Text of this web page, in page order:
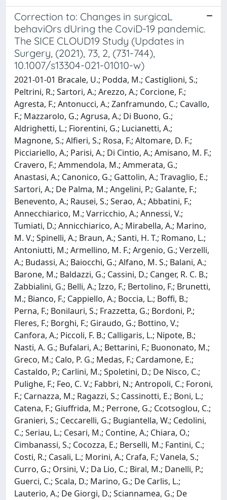
Correction to: Changes in surgicaL
behaviOrs dUring the CoviD-19 pandemic.
The SICE CLOUD19 Study (Updates in
Surgery, (2021), 73, 2, (731-744),
10.1007/s13304-021-01010-w)
2021-01-01 Bracale, U.; Podda, M.; Castiglioni, S.;
Peltrini, R.; Sartori, A.; Arezzo, A.; Corcione, F.;
Agresta, F.; Antonucci, A.; Zanframundo, C.; Cavallo,
F.; Mazzarolo, G.; Agrusa, A.; Di Buono, G.;
Aldrighetti, L.; Fiorentini, G.; Lucianetti, A.;
Magnone, S.; Alfieri, S.; Rosa, F.; Altomare, D. F.;
Picciariello, A.; Parisi, A.; Di Cintio, A.; Amisano, M. F.;
Cravero, F.; Ammendola, M.; Ammerata, G.;
Anastasi, A.; Canonico, G.; Gattolin, A.; Travaglio, E.;
Sartori, A.; De Palma, M.; Angelini, P.; Galante, F.;
Benevento, A.; Rausei, S.; Serao, A.; Abbatini, F.;
Annecchiarico, M.; Varricchio, A.; Annessi, V.;
Tumiati, D.; Annicchiarico, A.; Mirabella, A.; Marino,
M. V.; Spinelli, A.; Braun, A.; Santi, H. T.; Romano, L.;
Antoniutti, M.; Armellino, M. F.; Argenio, G.; Verzelli,
A.; Budassi, A.; Baiocchi, G.; Alfano, M. S.; Balani, A.;
Barone, M.; Baldazzi, G.; Cassini, D.; Canger, R. C. B.;
Zabbialini, G.; Belli, A.; Izzo, F.; Bertolino, F.; Brunetti,
M.; Bianco, F.; Cappiello, A.; Boccia, L.; Boffi, B.;
Perna, F.; Bonilauri, S.; Frazzetta, G.; Bordoni, P.;
Fleres, F.; Borghi, F.; Giraudo, G.; Bottino, V.;
Canfora, A.; Piccoli, F. B.; Calligaris, L.; Nipote, B.;
Nasti, A. G.; Bufalari, A.; Bettarini, F.; Buononato, M.;
Greco, M.; Calo, P. G.; Medas, F.; Cardamone, E.;
Castaldo, P.; Carlini, M.; Spoletini, D.; De Nisco, C.;
Pulighe, F.; Feo, C. V.; Fabbri, N.; Antropoli, C.; Foroni,
F.; Carnazza, M.; Ragazzi, S.; Cassinotti, E.; Boni, L.;
Catena, F.; Giuffrida, M.; Perrone, G.; Ccotsoglou, C.;
Granieri, S.; Ceccarelli, G.; Bugiantella, W.; Cedolini,
C.; Seriau, L.; Cesari, M.; Contine, A.; Chiara, O.;
Cimbanassi, S.; Cocozza, E.; Berselli, M.; Fantini, C.;
Costi, R.; Casali, L.; Morini, A.; Crafa, F.; Vanela, S.;
Curro, G.; Orsini, V.; Da Lio, C.; Biral, M.; Danelli, P.;
Guerci, C.; Scala, D.; Marino, G.; De Carlis, L.;
Lauterio, A.; De Giorgi, D.; Sciannamea, G.; De